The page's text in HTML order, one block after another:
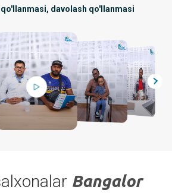
davolash qo'llanmasi
Bangalor